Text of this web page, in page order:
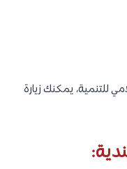
للتنمية، يمكنك زيارة